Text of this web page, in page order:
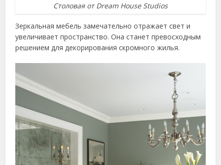
Столовая от Dream House Studios
Зеркальная мебель замечательно отражает свет и
увеличивает пространство. Она станет превосходным
решением для декорирования скромного жилья.